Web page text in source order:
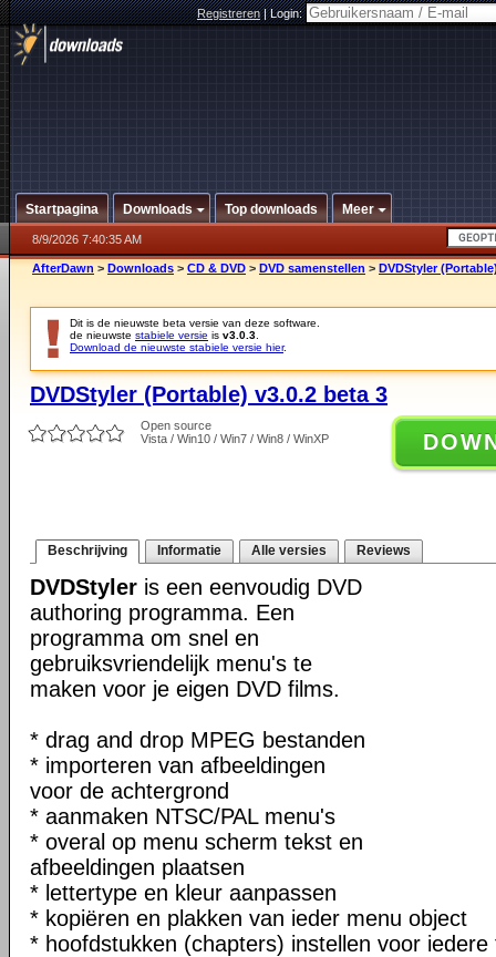
Registreren|Login:
Startpagina Downloads Top downloads Meer
8/9/2026 7:40:35 AM
AfterDawn > Downloads > CD & DVD > DVD samenstellen > DVDStyler
Dit is de nieuwste beta versie van deze software.
de nieuwste stabiele versie is v3.0.3
Download de nieuwste stabiele versie hier.
DVDStyler (Portable) v3.0.2 beta 3
Open source
Vista / Win10 / Win7 / Win8 / WinXP
Beschrijving Informatie Alle versies Reviews
DVDStyler is een eenvoudig DVD
authoring programma. Een
programma om snel en
gebruiksvriendelijk menu's te
maken voor je eigen DVD films.
* drag and drop MPEG bestanden
* importeren van afbeeldingen
voor de achtergrond
* aanmaken NTSC/PAL menu's
* overal op menu scherm tekst en
afbeeldingen plaatsen
* lettertype en kleur aanpassen
* kopiëren en plakken van ieder menu object
* hoofdstukken (chapters) instellen voor iedere